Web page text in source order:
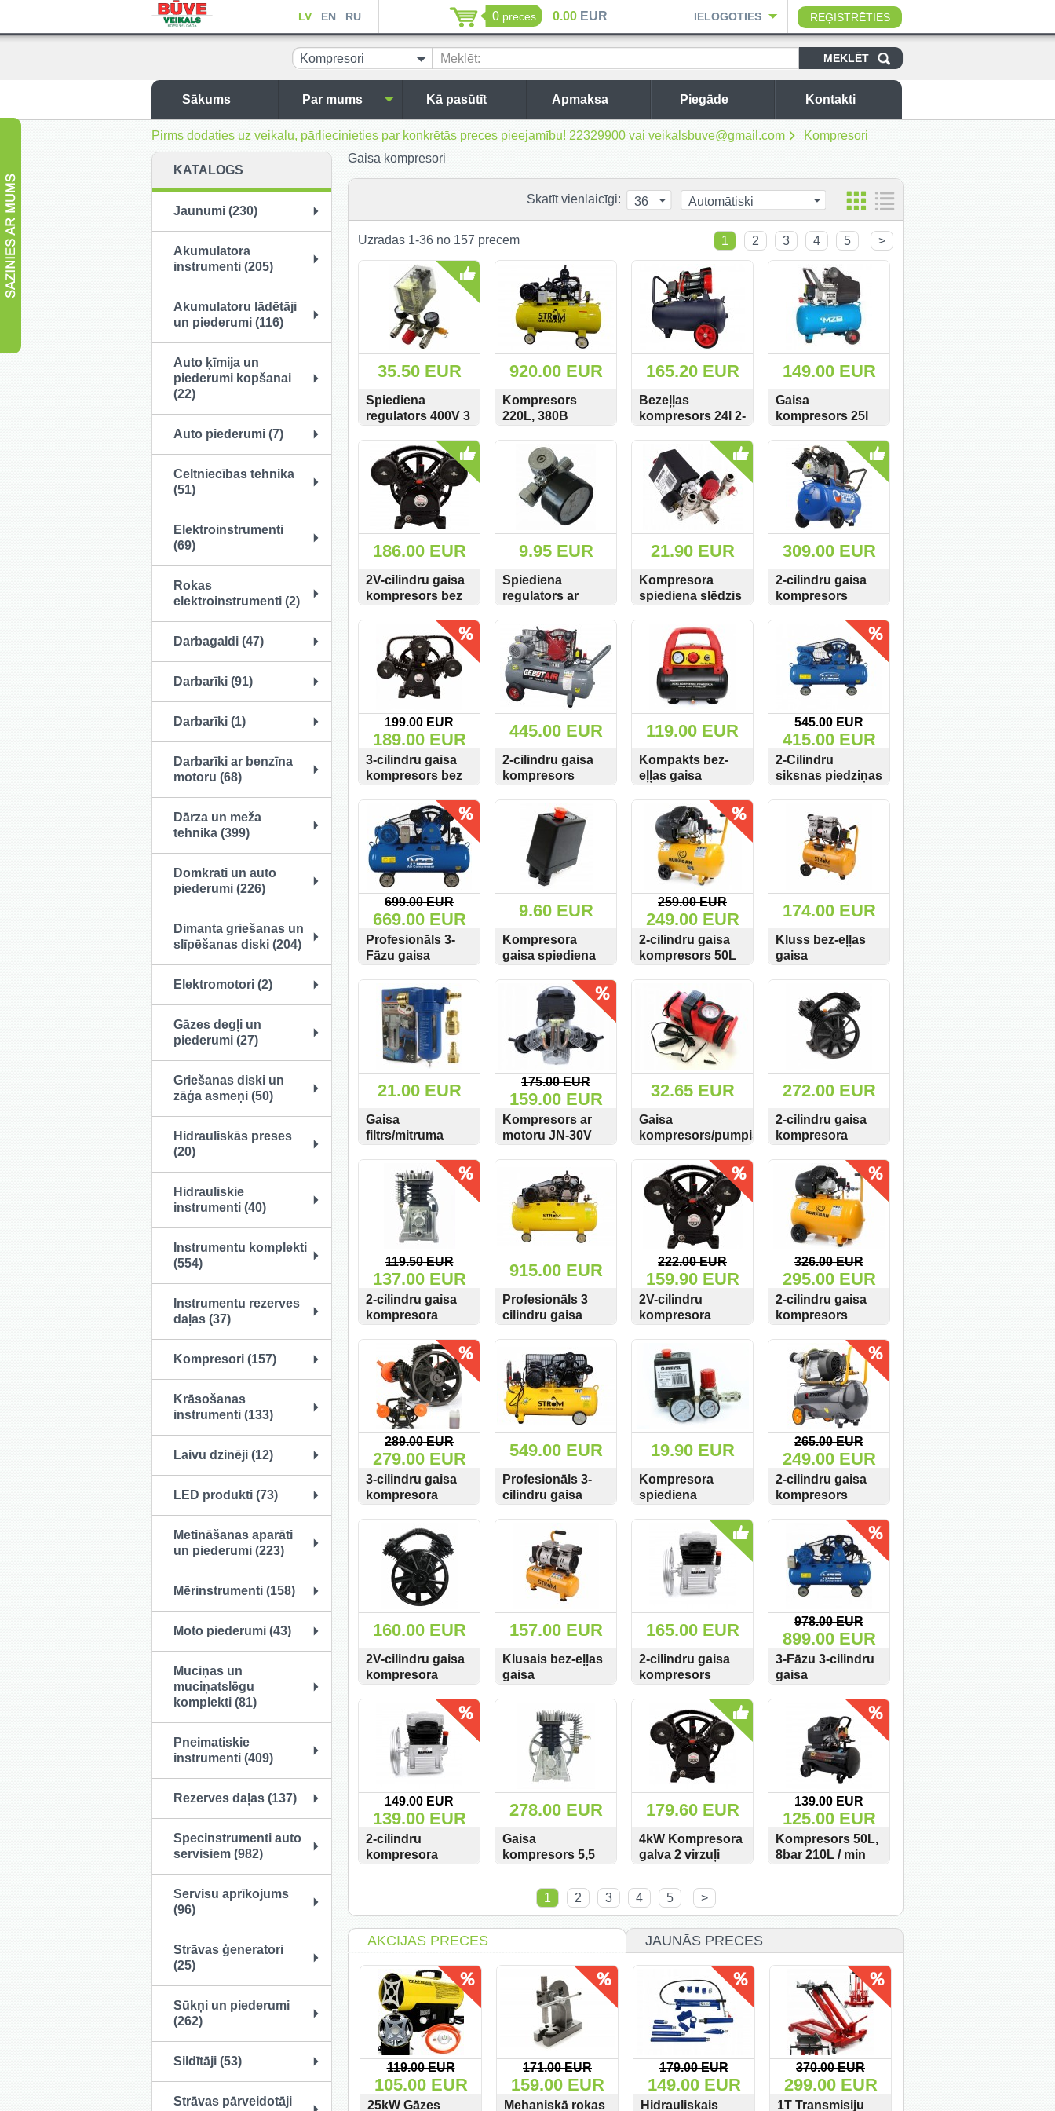
LV EN RU 0 preces 0.00EUR IELOGOTIES REĢISTRĒTIES
Kompresori Meklēt:
Sākums Par mums Kā pasūtīt Apmaksa Piegāde Kontakti
Pirms dodaties uz veikalu, pārliecinieties par konkrētās preces pieejamību! 22329900 vai veikalsbuve@gmail.com Kompresori
KATALOGS
Jaunumi (230)
Akumulatora
instrumenti (205)
Akumulatoru lādētāji
un piederumi (116)
Auto ķīmija un
piederumi kopšanai
(22)
Auto piederumi (7)
Celtniecības tehnika
(51)
Elektroinstrumenti
(69)
Rokas
elektroinstrumenti (2)
Darbagaldi (47)
Darbarīki (91)
Darbarīki (1)
Darbarīki ar benzīna
motoru (68)
Dārza un meža
tehnika (399)
Domkrati un auto
piederumi (226)
Dimanta griešanas un
slīpēšanas diski (204)
Elektromotori (2)
Gāzes degļi un
piederumi (27)
Griešanas diski un
zāģa asmeņi (50)
Hidrauliskās preses
(20)
Hidrauliskie
instrumenti (40)
Instrumentu komplekti
(554)
Instrumentu rezerves
daļas (37)
Kompresori (157)
Krāsošanas
instrumenti (133)
Laivu dzinēji (12)
LED produkti (73)
Metināšanas aparāti
un piederumi (223)
Mērinstrumenti (158)
Moto piederumi (43)
Muciņas un
muciņatslēgu
komplekti (81)
Pneimatiskie
instrumenti (409)
Rezerves daļas (137)
Specinstrumenti auto
servisiem (982)
Servisu aprīkojums
(96)
Strāvas ģeneratori
(25)
Sūkņi un piederumi
(262)
Sildītāji (53)
Strāvas pārveidotāji
Gaisa kompresori
Skatīt vienlaicīgi: 36 Automātiski
Uzrādās 1-36 no 157 precēm 1 2 3 4 5 >
35.50 EUR
Spiediena
regulators 400V 3
M8068695
G80324
SKATĪT PIRKT
920.00 EUR
Kompresors
220L, 380B
0,9/12,5-220L
SKATĪT PIRKT
165.20 EUR
Bezeļļas
kompresors 24l 2-
165l/min GET008
GebotAir
SKATĪT PIRKT
149.00 EUR
Gaisa
kompresors 25l
BM25E
SKATĪT PIRKT
186.00 EUR
2V-cilindru gaisa
kompresors bez
600L/min 10Bar
SKATĪT PIRKT
9.95 EUR
Spiediena
regulators ar
"15bar niķelis
SKATĪT PIRKT
21.90 EUR
Kompresora
spiediena slēdzis
monometru 6-
8BAR 1-fāze
M806873T
S10681
SKATĪT PIRKT
309.00 EUR
2-cilindru gaisa
kompresors
50L resīvers 8Bar
M80671
SKATĪT PIRKT
199.00 EUR
189.00 EUR
3-cilindru gaisa
kompresors bez
3x80mm/KD1406
SKATĪT PIRKT
445.00 EUR
2-cilindru gaisa
kompresors
340L/min 230V
Gebotair
SKATĪT PIRKT
119.00 EUR
Kompakts bez-
eļļas gaisa
Kraft&Dele
KD1414 180L/min
SKATĪT PIRKT
545.00 EUR
415.00 EUR
2-Cilindru
siksnas piedziņas
310L/min 70L
8Bar
SKATĪT PIRKT
699.00 EUR
669.00 EUR
Profesionāls 3-
Fāzu gaisa
646L/min 90L
8Bar 4kW 380V
SKATĪT PIRKT
9.60 EUR
Kompresora
gaisa spiediena
230V 12Bar
M806869
SKATĪT PIRKT
259.00 EUR
249.00 EUR
2-cilindru gaisa
kompresors 50L
Huragan 88002
SKATĪT PIRKT
174.00 EUR
Kluss bez-eļļas
gaisa
JN750
SKATĪT PIRKT
21.00 EUR
Gaisa
filtrs/mitruma
1/2"M80695
SKATĪT PIRKT
175.00 EUR
159.00 EUR
Kompresors ar
motoru JN-30V
SKATĪT PIRKT
32.65 EUR
Gaisa
kompresors/pumpis
KD1489
SKATĪT PIRKT
272.00 EUR
2-cilindru gaisa
kompresora
Strom 600L/min
12.5Bar
SKATĪT PIRKT
119.50 EUR
137.00 EUR
2-cilindru gaisa
kompresora
M806861 Geko
G80313 2x65mm
400L/min
Alumīnija galva-ar
čuguna cilindriem
SKATĪT PIRKT
915.00 EUR
Profesionāls 3
cilindru gaisa
8BAR 300
SKATĪT PIRKT
222.00 EUR
159.90 EUR
2V-cilindru
kompresora
8Bar Kraft&Dele
KD1404
SKATĪT PIRKT
326.00 EUR
295.00 EUR
2-cilindru gaisa
kompresors
100L 530L/min
8Bar
SKATĪT PIRKT
289.00 EUR
279.00 EUR
3-cilindru gaisa
kompresora
12,5BAR HW3090
M806824B
SKATĪT PIRKT
549.00 EUR
Profesionāls 3-
cilindru gaisa
80L STROM W-
0.36/8-80l
SKATĪT PIRKT
19.90 EUR
Kompresora
spiediena
Silver 10677
SKATĪT PIRKT
265.00 EUR
249.00 EUR
2-cilindru gaisa
kompresors
L/min 50L 8Bar
PM-KO-50T-V2
SKATĪT PIRKT
160.00 EUR
2V-cilindru gaisa
kompresora
480L/min 12,5Bar
M806822
SKATĪT PIRKT
157.00 EUR
Klusais bez-eļļas
gaisa
80L/min
SKATĪT PIRKT
165.00 EUR
2-cilindru gaisa
kompresors
KD1492 400L/min
2,2KW
SKATĪT PIRKT
978.00 EUR
899.00 EUR
3-Fāzu 3-cilindru
gaisa
1051L/min 180L
8BAR 400V
SKATĪT PIRKT
149.00 EUR
139.00 EUR
2-cilindru
kompresora
8Bar
278.00 EUR
Gaisa
kompresors 5,5
l/min KD1494
179.60 EUR
4kW Kompresora
galva 2 virzuļi
4Kw
139.00 EUR
125.00 EUR
Kompresors 50L,
8bar 210L / min
Commandoz
1 2 3 4 5 >
AKCIJAS PRECES JAUNĀS PRECES
119.00 EUR
105.00 EUR
25kW Gāzes
171.00 EUR
159.00 EUR
Mehaniskā rokas
179.00 EUR
149.00 EUR
Hidrauliskais
370.00 EUR
299.00 EUR
1T Transmisiju